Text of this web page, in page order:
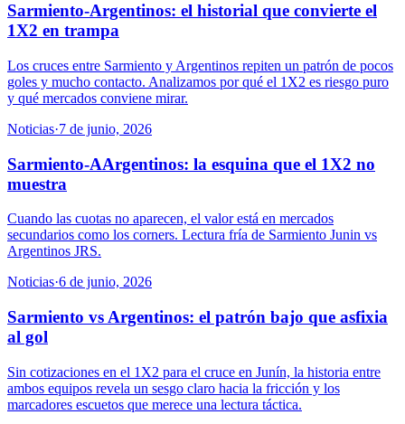
Sarmiento-Argentinos: el historial que convierte el
1X2 en trampa
Los cruces entre Sarmiento y Argentinos repiten un patrón de pocos
goles y mucho contacto. Analizamos por qué el 1X2 es riesgo puro
y qué mercados conviene mirar.
Noticias·7 de junio, 2026
Sarmiento-AArgentinos: la esquina que el 1X2 no
muestra
Cuando las cuotas no aparecen, el valor está en mercados
secundarios como los corners. Lectura fría de Sarmiento Junin vs
Argentinos JRS.
Noticias·6 de junio, 2026
Sarmiento vs Argentinos: el patrón bajo que asfixia
al gol
Sin cotizaciones en el 1X2 para el cruce en Junín, la historia entre
ambos equipos revela un sesgo claro hacia la fricción y los
marcadores escuetos que merece una lectura táctica.